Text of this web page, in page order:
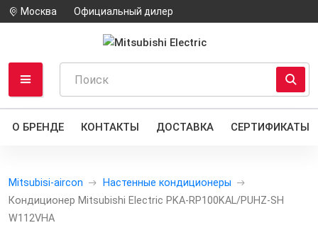
Москва Официальный дилер
О БРЕНДЕ КОНТАКТЫ ДОСТАВКА СЕРТИФИКАТЫ
Mitsubisi-aircon
Настенные кондиционеры
Кондиционер Mitsubishi Electric PKA-RP100KAL/PUHZ-SH
W112VHA